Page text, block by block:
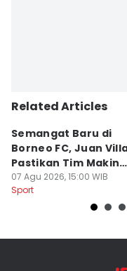
Related Articles
Semangat Baru di
Borneo FC, Juan
Pastikan Tim Makin
Kompak
07 Agu 2026, 15:00 WIB
Sport